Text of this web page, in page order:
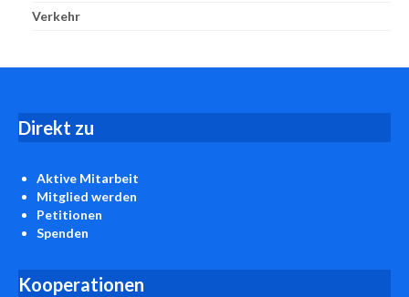
Verkehr
Direkt zu
Aktive Mitarbeit
Mitglied werden
Petitionen
Spenden
Kooperationen